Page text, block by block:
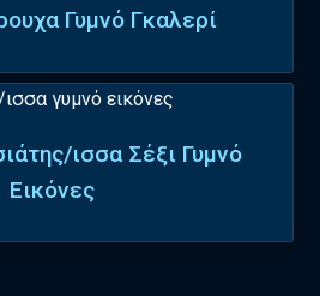
Γυμνό Γκαλερί
ισσα Σέξι Γυμνό
Εικόνες